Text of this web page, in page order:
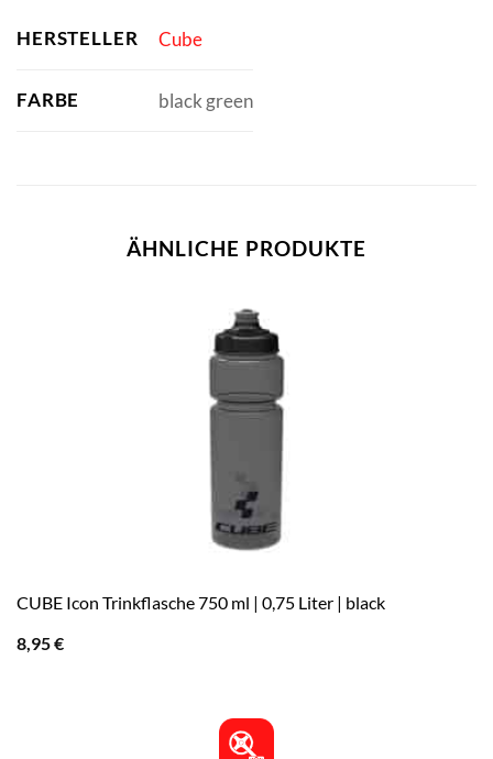
HERSTELLER Cube
FARBE black green
ÄHNLICHE PRODUKTE
CUBE Icon Trinkflasche 750 ml | 0,75 Liter | black
8,95€